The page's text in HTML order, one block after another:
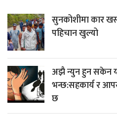
सुनकोशीमा कार
पहिचान खुल्यो
अझै न्युन हुन सकेन
भन्छ:सहकार्य र
छ